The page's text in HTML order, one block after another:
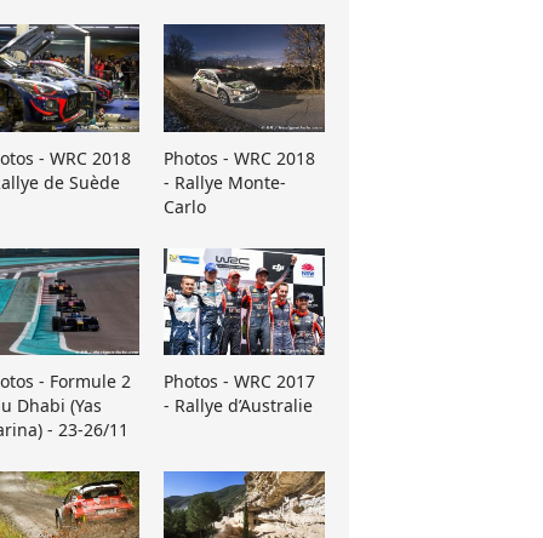
- WRC 2018
de Suède
Photos - WRC 2018
- Rallye Monte-
Carlo
- Formule 2
Dhabi (Yas
- 23-26/11
Photos - WRC 2017
- Rallye d’Australie